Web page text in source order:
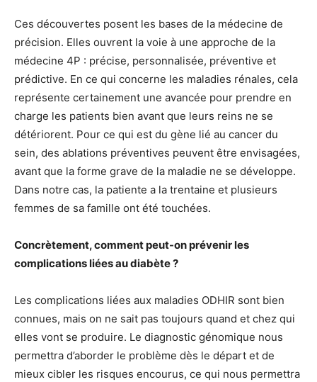
Ces découvertes posent les bases de la médecine de
précision. Elles ouvrent la voie à une approche de la
médecine 4P : précise, personnalisée, préventive et
prédictive. En ce qui concerne les maladies rénales, cela
représente certainement une avancée pour prendre en
charge les patients bien avant que leurs reins ne se
détériorent. Pour ce qui est du gène lié au cancer du
sein, des ablations préventives peuvent être envisagées,
avant que la forme grave de la maladie ne se développe.
Dans notre cas, la patiente a la trentaine et plusieurs
femmes de sa famille ont été touchées.
Concrètement, comment peut-on prévenir les
complications liées au diabète ?
Les complications liées aux maladies ODHIR sont bien
connues, mais on ne sait pas toujours quand et chez qui
elles vont se produire. Le diagnostic génomique nous
permettra d’aborder le problème dès le départ et de
mieux cibler les risques encourus, ce qui nous permettra